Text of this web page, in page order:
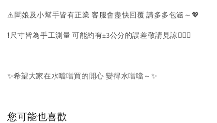
⚠️闆娘及小幫手皆有正業 客服會盡快回覆 請多多包涵～💖
❗️尺寸皆為手工測量 可能約有±3公分的誤差敬請見諒🙇🏻‍♀️
✨希望大家在水噹噹買的開心 變得水噹噹～✨
您可能也喜歡